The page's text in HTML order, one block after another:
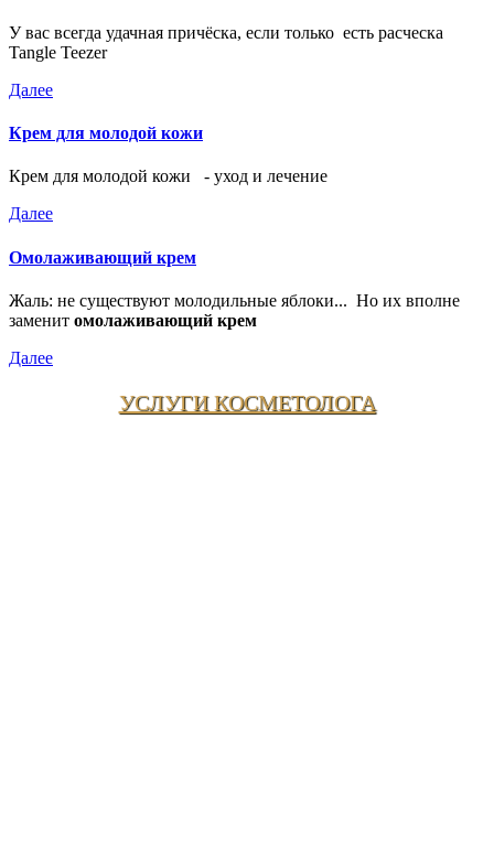
У вас всегда удачная причёска, если только есть расческа
Tangle Teezer
Далее
Крем для молодой кожи
Крем для молодой кожи - уход и лечение
Далее
Омолаживающий крем
Жаль: не существуют молодильные яблоки... Но их вполне
заменит омолаживающий крем
Далее
УСЛУГИ КОСМЕТОЛОГА